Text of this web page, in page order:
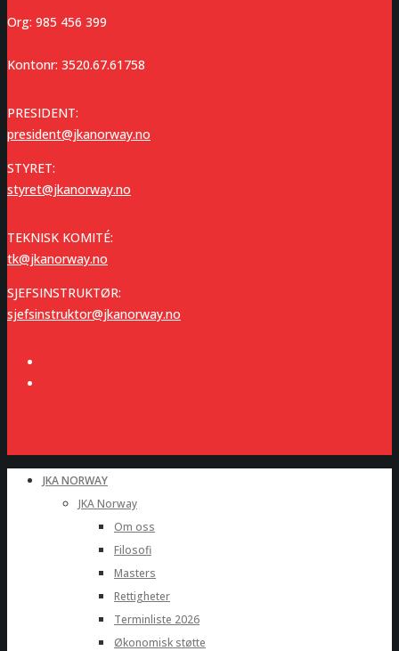
Org: 985 456 399
Kontonr: 3520.67.61758
PRESIDENT:
president@jkanorway.no
STYRET:
styret@jkanorway.no
TEKNISK KOMITÉ:
tk@jkanorway.no
SJEFSINSTRUKTØR:
sjefsinstruktor@jkanorway.no
JKA NORWAY
JKA Norway
Om oss
Filosofi
Masters
Rettigheter
Terminliste 2026
Økonomisk støtte